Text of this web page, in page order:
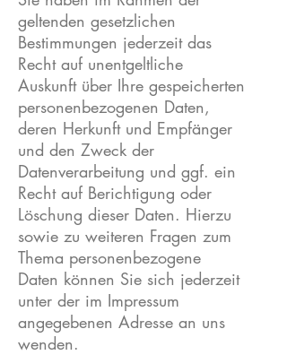
geltenden gesetzlichen
Bestimmungen jederzeit das
Recht auf unentgeltliche
Auskunft über Ihre gespeicherten
personenbezogenen Daten,
deren Herkunft und Empfänger
und den Zweck der
Datenverarbeitung und ggf. ein
Recht auf Berichtigung oder
Löschung dieser Daten. Hierzu
sowie zu weiteren Fragen zum
Thema personenbezogene
Daten können Sie sich jederzeit
unter der im Impressum
angegebenen Adresse an uns
wenden.